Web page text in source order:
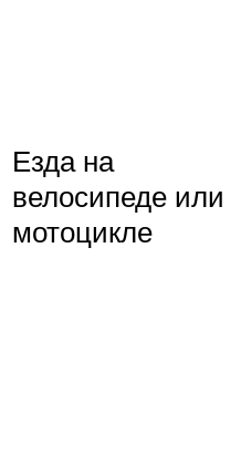
Езда на
велосипеде или
мотоцикле